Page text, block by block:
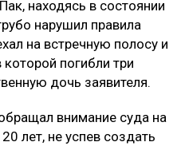
находясь в состоянии
нарушил правила
на встречную полосу и
погибли три
дочь заявителя.
внимание суда на
лет, не успев создать